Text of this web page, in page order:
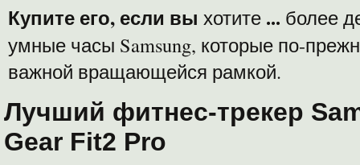
Купите его, если вы хотите ... более
умные часы Samsung, которые по-
важной вращающейся рамкой.
Лучший фитнес-трекер
Gear Fit2 Pro